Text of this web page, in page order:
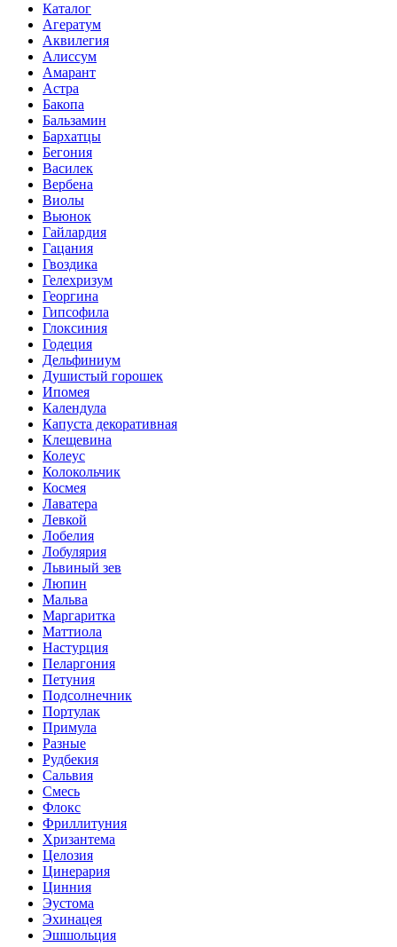
Каталог
Агератум
Аквилегия
Алиссум
Амарант
Астра
Бакопа
Бальзамин
Бархатцы
Бегония
Василек
Вербена
Виолы
Вьюнок
Гайлардия
Гацания
Гвоздика
Гелехризум
Георгина
Гипсофила
Глоксиния
Годеция
Дельфиниум
Душистый горошек
Ипомея
Календула
Капуста декоративная
Клещевина
Колеус
Колокольчик
Космея
Лаватера
Левкой
Лобелия
Лобулярия
Львиный зев
Люпин
Мальва
Маргаритка
Маттиола
Настурция
Пеларгония
Петуния
Подсолнечник
Портулак
Примула
Разные
Рудбекия
Сальвия
Смесь
Флокс
Фриллитуния
Хризантема
Целозия
Цинерария
Цинния
Эустома
Эхинацея
Эшшольция